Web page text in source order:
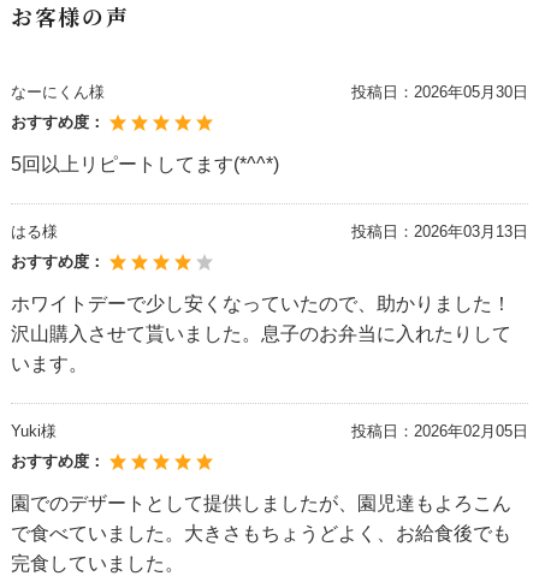
お客様の声
なーにくん様 投稿日： 2026年05月30日
おすすめ度：
5回以上リピートしてます(*^^*)
はる様 投稿日： 2026年03月13日
おすすめ度：
ホワイトデーで少し安くなっていたので、助かりました！
沢山購入させて貰いました。息子のお弁当に入れたりして
います。
Yuki様 投稿日： 2026年02月05日
おすすめ度：
園でのデザートとして提供しましたが、園児達もよろこん
で食べていました。大きさもちょうどよく、お給食後でも
完食していました。